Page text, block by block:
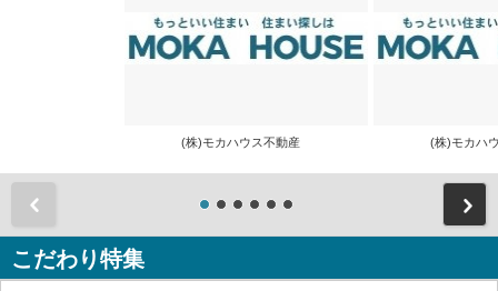
(株)モカハウス不動産 (株)モカハ
こだわり特集